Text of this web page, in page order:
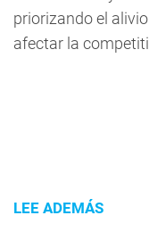
priorizando el
afectar la
LEE ADEMÁS